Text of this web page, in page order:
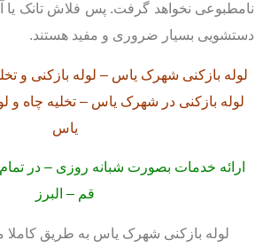
نامطبوعی نخواهد گرفت. پس فلاش تانک یا
دستشویی بسیار ضروری و مفید هستند.
لوله بازکنی شهرک یاس – لوله بازکنی و
لوله بازکنی در شهرک یاس – تخلیه چاه و
یاس
ارائه خدمات بصورت شبانه روزی – در
قم – البرز
لوله بازکنی شهرک یاس به طریق کاملا